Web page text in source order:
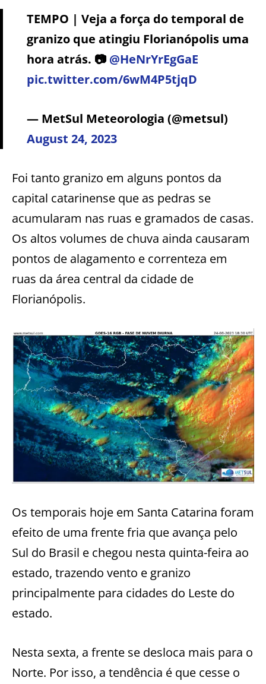
TEMPO | Veja a força do temporal de
granizo que atingiu Florianópolis uma
hora atrás. 📷 @HeNrYrEgGaE
pic.twitter.com/6wM4P5tjqD
— MetSul Meteorologia (@metsul)
August 24, 2023
Foi tanto granizo em alguns pontos da
capital catarinense que as pedras se
acumularam nas ruas e gramados de casas.
Os altos volumes de chuva ainda causaram
pontos de alagamento e correnteza em
ruas da área central da cidade de
Florianópolis.
Os temporais hoje em Santa Catarina foram
efeito de uma frente fria que avança pelo
Sul do Brasil e chegou nesta quinta-feira ao
estado, trazendo vento e granizo
principalmente para cidades do Leste do
estado.
Nesta sexta, a frente se desloca mais para o
Norte. Por isso, a tendência é que cesse o